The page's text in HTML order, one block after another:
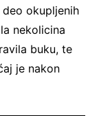
okupljenih
nekolicina
buku, te
je nakon